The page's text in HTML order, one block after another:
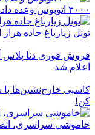
۳۰۰۰ اتوبوس وعده داده شده هنوز وارد طرح اربعین نشده است
تونل زیارباغ جاده
فروش فوری دنا پلاس
اعلام شد
کن!
خاموشی سراسری،